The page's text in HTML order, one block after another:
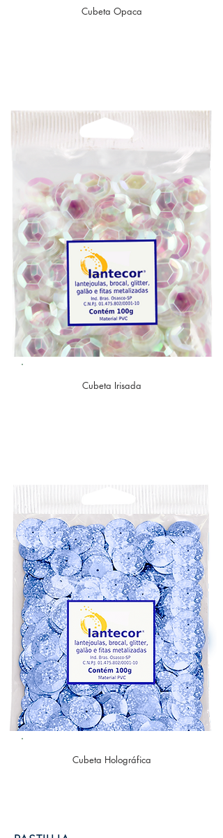
Cubeta Opaca
Cubeta Irisada
Cubeta Holográfica